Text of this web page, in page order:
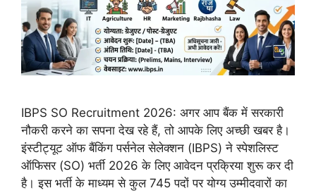
IBPS SO Recruitment 2026: अगर आप बैंक में सरकारी
नौकरी करने का सपना देख रहे हैं, तो आपके लिए अच्छी खबर है।
इंस्टीट्यूट ऑफ बैंकिंग पर्सनेल सेलेक्शन (IBPS) ने स्पेशलिस्ट
ऑफिसर (SO) भर्ती 2026 के लिए आवेदन प्रक्रिया शुरू कर दी
है। इस भर्ती के माध्यम से कुल 745 पदों पर योग्य उम्मीदवारों का